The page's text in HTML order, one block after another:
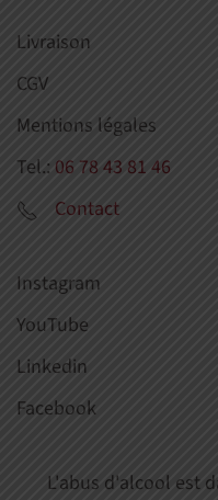
Livraison
CGV
Mentions légales
Tel.: 06 78 43 81 46
Contact
Instagram
YouTube
Linkedin
Facebook
L'abus d'alcool est